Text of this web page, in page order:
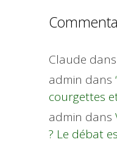
Claude dans
admin dans
courgettes
admin dans
? Le débat